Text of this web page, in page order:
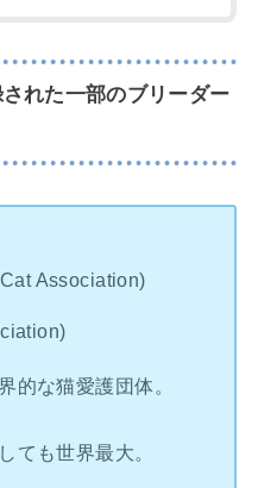
れた一部のブリーダー
Association)
的な猫愛護団体。
ても世界最大。